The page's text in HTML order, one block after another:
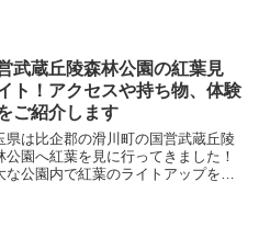
武蔵丘陵森林公園の紅葉見
ト！アクセスや持ち物、体験
ご紹介します
県は比企郡の滑川町の国営武蔵丘陵
公園へ紅葉を見に行ってきました！
な公園内で紅葉のライトアップをみ